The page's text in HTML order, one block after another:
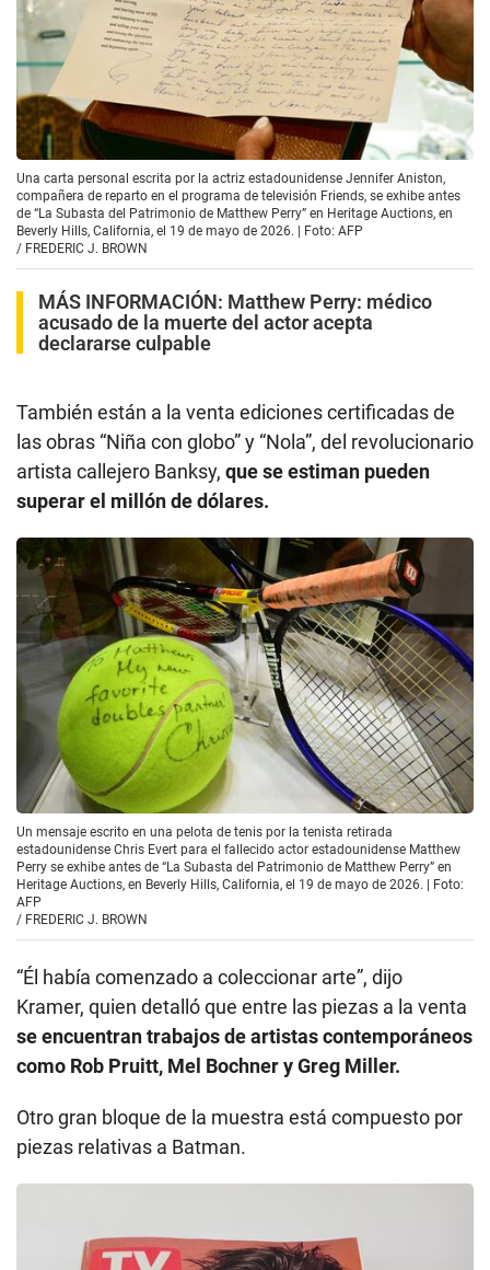
Una carta personal escrita por la actriz estadounidense Jennifer Aniston,
compañera de reparto en el programa de televisión Friends, se exhibe antes
de “La Subasta del Patrimonio de Matthew Perry” en Heritage Auctions, en
Beverly Hills, California, el 19 de mayo de 2026. | Foto: AFP
/ FREDERIC J. BROWN
MÁS INFORMACIÓN: Matthew Perry: médico
acusado de la muerte del actor acepta
declararse culpable
También están a la venta ediciones certificadas de
las obras “Niña con globo” y “Nola”, del revolucionario
artista callejero Banksy, que se estiman pueden
superar el millón de dólares.
Un mensaje escrito en una pelota de tenis por la tenista retirada
estadounidense Chris Evert para el fallecido actor estadounidense Matthew
Perry se exhibe antes de “La Subasta del Patrimonio de Matthew Perry” en
Heritage Auctions, en Beverly Hills, California, el 19 de mayo de 2026. | Foto:
AFP
/ FREDERIC J. BROWN
“Él había comenzado a coleccionar arte”, dijo
Kramer, quien detalló que entre las piezas a la venta
se encuentran trabajos de artistas contemporáneos
como Rob Pruitt, Mel Bochner y Greg Miller.
Otro gran bloque de la muestra está compuesto por
piezas relativas a Batman.